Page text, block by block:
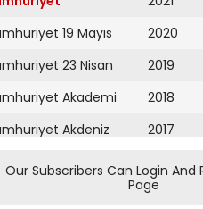
19 Mayıs
23 Nisan
Akademi
Akdeniz
Alışveriş
2020
2019
2018
2017
2016
2015
Our Subscribers Can Login And
Page